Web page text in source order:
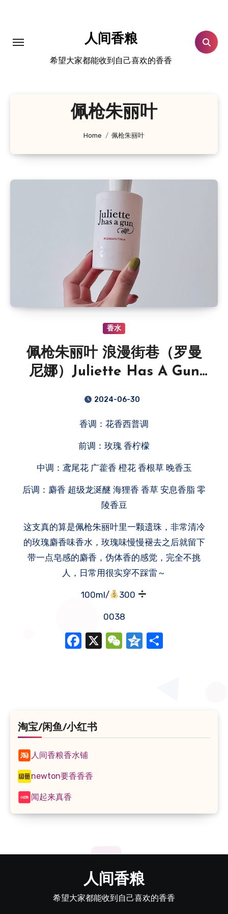
人间香粮
希望大家都能收到自己喜欢的香香
佩枪朱丽叶
Home 佩枪朱丽叶
香水
佩枪朱丽叶 浪漫街巷（罗曼
尼娜）Juliette Has A Gun
2024-06-30
香调：花香西普调
前调：玫瑰 香柠檬
中调：鸢尾花 广藿香 橙花 香根草 晚香玉
后调：麝香 超级龙涎醚 海狸香 香草 安息香脂 零
陵香豆
这支真的算是佩枪朱丽叶里一颗遗珠，非常清冷
的玫瑰麝香味香水，玫瑰味慢慢褪去之后就留下
带一点皂感的麝香，伪体香的感觉，完全不挑
人，日常用很实穿不踩雷～
100ml/ 300
0038
Facebook
X WeChat
Qzone
淘宝/闲鱼/小红书
人间香粮香水铺
newton要香香香
闻起来真香
人间香粮
希望大家都能收到自己喜欢的香香